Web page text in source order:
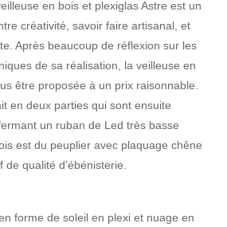
en bois et plexiglas Astre est un
créativité, savoir faire artisanal, et
Après beaucoup de réflexion sur les
de sa réalisation, la veilleuse en
être proposée à un prix raisonnable.
en deux parties qui sont ensuite
un ruban de Led très basse
est du peuplier avec plaquage chêne
de qualité d’ébénisterie.